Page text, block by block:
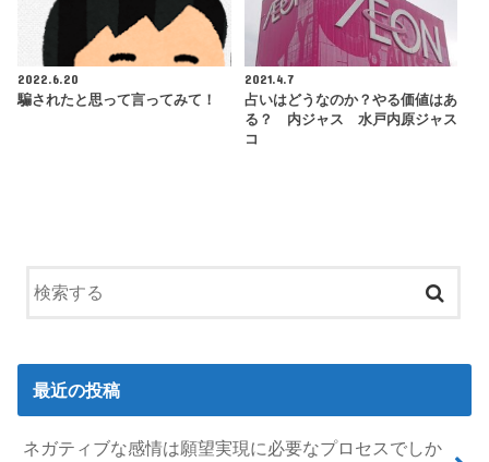
2022.6.20
騙されたと思って言ってみて！
2021.4.7
占いはどうなのか？やる価値はあ
る？ 内ジャス 水戸内原ジャス
コ
最近の投稿
ネガティブな感情は願望実現に必要なプロセスでしか